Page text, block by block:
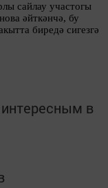
сайлау участогы
әйткәнчә, бу
биредә сигезгә
в